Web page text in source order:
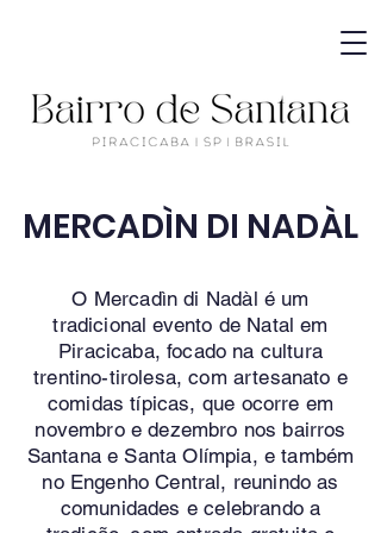
MERCADÌN DI NADÀL
O Mercadìn di Nadàl é um
tradicional evento de Natal em
Piracicaba, focado na cultura
trentino-tirolesa, com artesanato e
comidas típicas, que ocorre em
novembro e dezembro nos bairros
Santana e Santa Olímpia, e também
no Engenho Central, reunindo as
comunidades e celebrando a